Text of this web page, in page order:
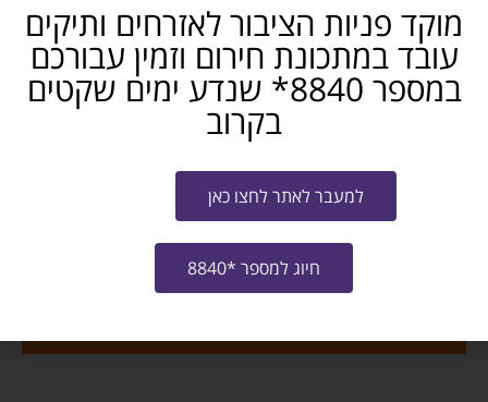
שפלה
חושבים שאתם מכירים מישהו שמתאים? שתפו...
טלגרם
מייל
מוקד פניות הציבור לאזרחים ותיקים
עובד במתכונת חירום וזמין עבורכם
במספר 8840* שנדע ימים שקטים
בקרוב
למעבר לאתר לחצו כאן
חיוג למספר *8840